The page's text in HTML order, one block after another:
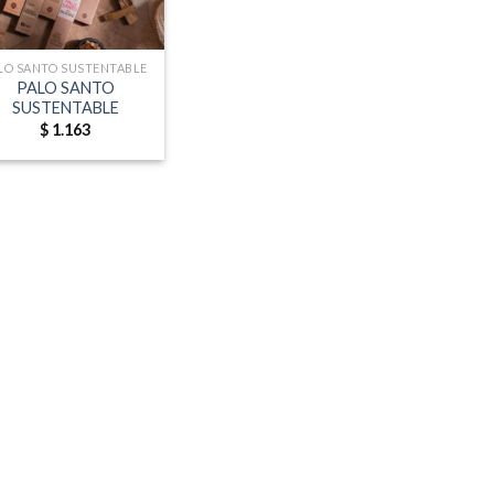
SANTO SUSTENTABLE
PALO SANTO
SUSTENTABLE
$ 1.163